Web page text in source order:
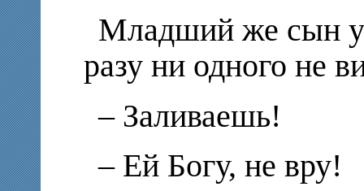
Младший же сын
разу ни одного не
– Заливаешь!
– Ей Богу, не вру!